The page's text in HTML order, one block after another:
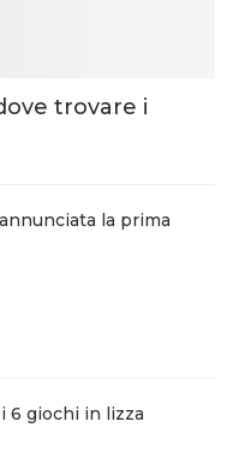
trovare i
la prima
6 giochi in lizza